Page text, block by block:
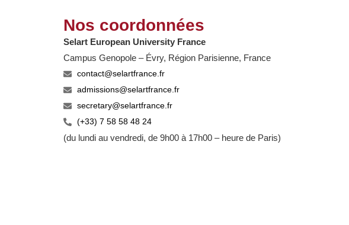
Nos coordonnées
Selart European University France
Campus Genopole – Évry, Région Parisienne, France
contact@selartfrance.fr
admissions@selartfrance.fr
secretary@selartfrance.fr
(+33) 7 58 58 48 24
(du lundi au vendredi, de 9h00 à 17h00 – heure de Paris)